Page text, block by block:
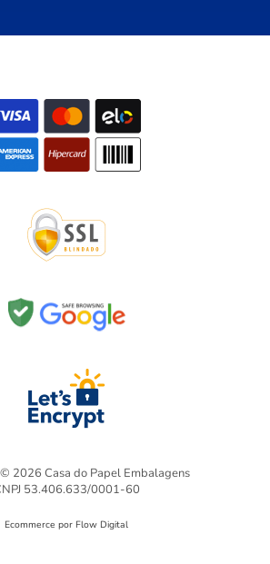
2026 Casa do Papel Embalagens
53.406.633/0001-60
Ecommerce por Flow Digital